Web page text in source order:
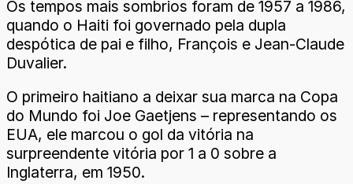
Os tempos mais sombrios foram de 1957 a 1986,
quando o Haiti foi governado pela dupla
despótica de pai e filho, François e Jean-Claude
Duvalier.
O primeiro haitiano a deixar sua marca na Copa
do Mundo foi Joe Gaetjens – representando os
EUA, ele marcou o gol da vitória na
surpreendente vitória por 1 a 0 sobre a
Inglaterra, em 1950.